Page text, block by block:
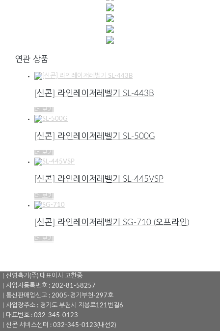
연관 상품
[신콘] 라인레이저레벨기 SL-443B
더 보기
[신콘] 라인레이저레벨기 SL-500G
더 보기
[신콘] 라인레이저레벨기 SL-445VSP
더 보기
[신콘] 라인레이저레벨기 SG-710 (오프라인)
더 보기
｜신영측기(주) 대표이사 고한종
｜사업자등록번호 : 202-81-58257
｜통신판매업신고 : 2005-경기부천-297호
｜사업장주소 : 경기도 부천시 지봉로121번길6
｜대표번호 : 032-345-0123
｜신콘 서비스센터 : 032-345-0123(내선2)